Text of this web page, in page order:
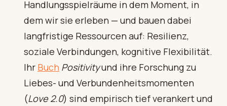
Handlungsspielräume in dem Moment, in
dem wir sie erleben — und bauen dabei
langfristige Ressourcen auf: Resilienz,
soziale Verbindungen, kognitive Flexibilität.
Ihr Buch Positivityund ihre Forschung zu
Liebes- und Verbundenheitsmomenten
(Love 2.0) sind empirisch tief verankert und